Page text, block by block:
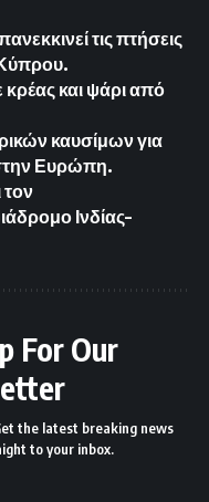
τις πτήσεις
και ψάρι από
καυσίμων για
Ευρώπη.
τον
Ινδίας–
For Our
the latest breaking news
to your inbox.